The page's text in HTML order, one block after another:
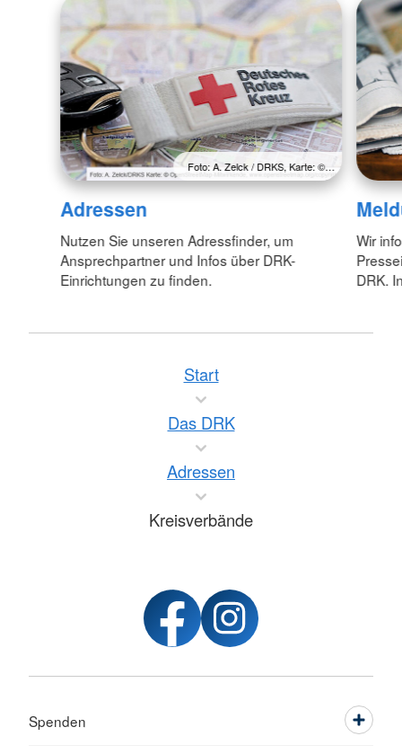
Foto: A. Zelck / DRKS, Karte: ©…
Adressen
Nutzen Sie unseren Adressfinder, um
Ansprechpartner und Infos über DRK-
Einrichtungen zu finden.
Wir
DRK.
Start
Das DRK
Adressen
Kreisverbände
Spenden